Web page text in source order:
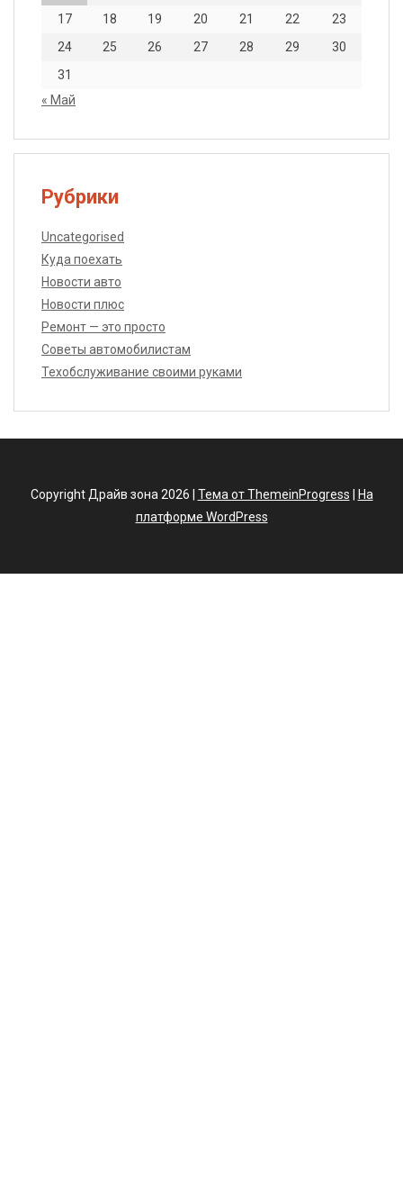
17
18 19 20 21 22
23
24
25 26 27 28 29
30
31
« Май
Рубрики
Uncategorised
Куда поехать
Новости авто
Новости плюс
Ремонт — это просто
Советы автомобилистам
Техобслуживание своими руками
Copyright Драйв зона 2026 | Тема от ThemeinProgress
На
платформе WordPress